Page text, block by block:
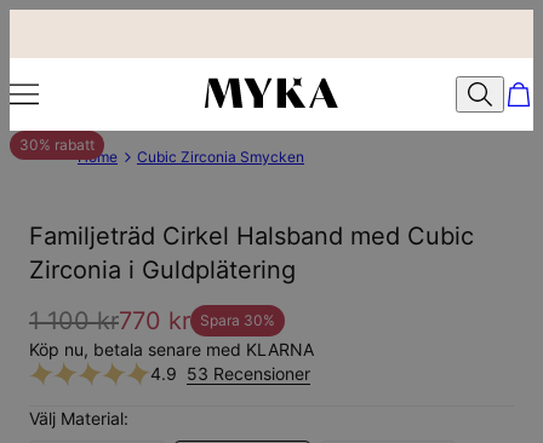
30% rabatt
Home Cubic Zirconia Smycken
Familjeträd Cirkel Halsband med Cubic
Zirconia i Guldplätering
1 100 kr770 kr Spara 30%
Köp nu, betala senare med KLARNA
4.9 53 Recensioner
Välj Material: